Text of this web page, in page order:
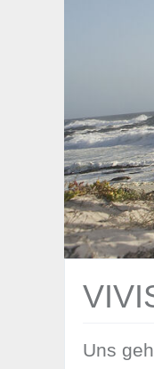
Uns